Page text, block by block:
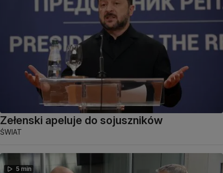
Zełenski apeluje do sojuszników
ŚWIAT
5 min